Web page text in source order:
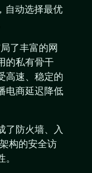
自动选择最优
了丰富的网
的私有骨干
高速、稳定的
电商延迟降低
了防火墙、入
构的安全访